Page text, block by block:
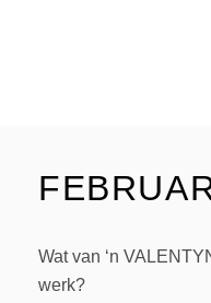
Wat van ‘n
werk?